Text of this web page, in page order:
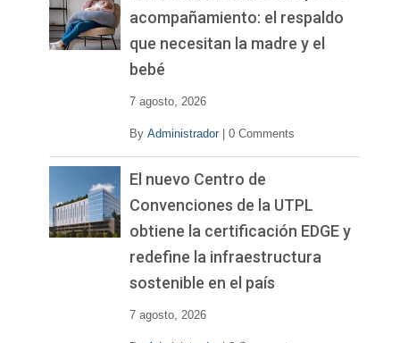
acompañamiento: el respaldo
que necesitan la madre y el
bebé
7 agosto, 2026
By Administrador 0 Comments
El nuevo Centro de
Convenciones de la UTPL
obtiene la certificación EDGE y
redefine la infraestructura
sostenible en el país
7 agosto, 2026